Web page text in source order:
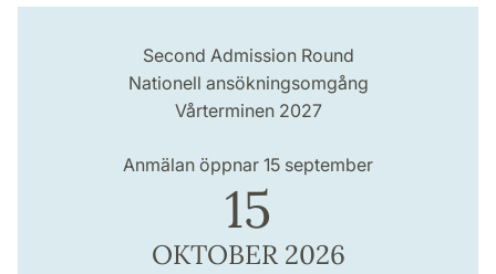
Second Admission Round
Nationell ansökningsomgång
Vårterminen 2027
Anmälan öppnar 15 september
15
OKTOBER 2026